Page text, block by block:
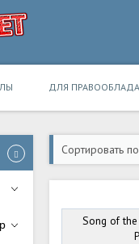
ДЛЯ
Сортировать
Song of